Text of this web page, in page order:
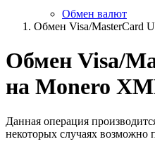
Обмен валют
Обмен Visa/MasterCard
Обмен Visa/
на Monero
Данная операция
некоторых случаях возможно